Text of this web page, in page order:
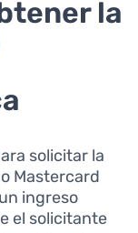
la
solicitar la
Mastercard
ingreso
el solicitante